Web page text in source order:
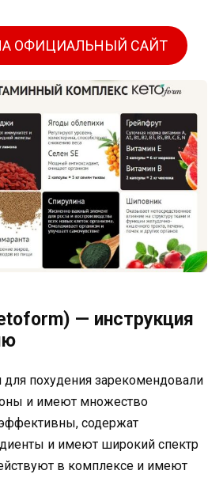
ОФИЦИАЛЬНЫЙ САЙТ
— инструкция
похудения зарекомендовали
и имеют множество
содержат
и имеют широкий спектр
в комплексе и имеют